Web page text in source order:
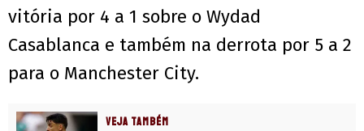
vitória por 4 a 1 sobre o Wydad
Casablanca e também na derrota por 5 a 2
para o Manchester City.
VEJA TAMBÉM